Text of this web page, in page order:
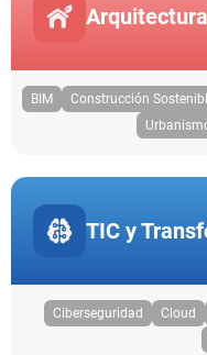
BIM Construcción
TIC y
Ciberseguridad Cloud